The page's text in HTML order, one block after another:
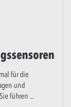
für die
und
führen ...